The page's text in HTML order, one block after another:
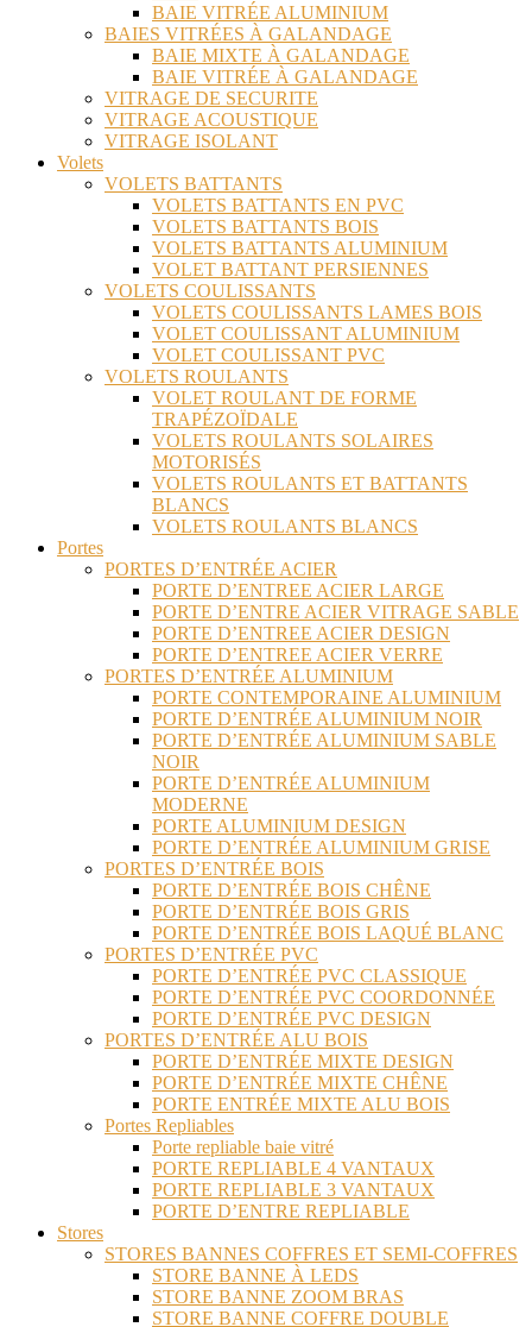
BAIE VITRÉE ALUMINIUM
BAIES VITRÉES À GALANDAGE
BAIE MIXTE À GALANDAGE
BAIE VITRÉE À GALANDAGE
VITRAGE DE SECURITE
VITRAGE ACOUSTIQUE
VITRAGE ISOLANT
Volets
VOLETS BATTANTS
VOLETS BATTANTS EN PVC
VOLETS BATTANTS BOIS
VOLETS BATTANTS ALUMINIUM
VOLET BATTANT PERSIENNES
VOLETS COULISSANTS
VOLETS COULISSANTS LAMES BOIS
VOLET COULISSANT ALUMINIUM
VOLET COULISSANT PVC
VOLETS ROULANTS
VOLET ROULANT DE FORME
TRAPÉZOÏDALE
VOLETS ROULANTS SOLAIRES
MOTORISÉS
VOLETS ROULANTS ET BATTANTS
BLANCS
VOLETS ROULANTS BLANCS
Portes
PORTES D’ENTRÉE ACIER
PORTE D’ENTREE ACIER LARGE
PORTE D’ENTRE ACIER VITRAGE SABLE
PORTE D’ENTREE ACIER DESIGN
PORTE D’ENTREE ACIER VERRE
PORTES D’ENTRÉE ALUMINIUM
PORTE CONTEMPORAINE ALUMINIUM
PORTE D’ENTRÉE ALUMINIUM NOIR
PORTE D’ENTRÉE ALUMINIUM SABLE
NOIR
PORTE D’ENTRÉE ALUMINIUM
MODERNE
PORTE ALUMINIUM DESIGN
PORTE D’ENTRÉE ALUMINIUM GRISE
PORTES D’ENTRÉE BOIS
PORTE D’ENTRÉE BOIS CHÊNE
PORTE D’ENTRÉE BOIS GRIS
PORTE D’ENTRÉE BOIS LAQUÉ BLANC
PORTES D’ENTRÉE PVC
PORTE D’ENTRÉE PVC CLASSIQUE
PORTE D’ENTRÉE PVC COORDONNÉE
PORTE D’ENTRÉE PVC DESIGN
PORTES D’ENTRÉE ALU BOIS
PORTE D’ENTRÉE MIXTE DESIGN
PORTE D’ENTRÉE MIXTE CHÊNE
PORTE ENTRÉE MIXTE ALU BOIS
Portes Repliables
Porte repliable baie vitré
PORTE REPLIABLE 4 VANTAUX
PORTE REPLIABLE 3 VANTAUX
PORTE D’ENTRE REPLIABLE
Stores
STORES BANNES COFFRES ET SEMI-COFFRES
STORE BANNE À LEDS
STORE BANNE ZOOM BRAS
STORE BANNE COFFRE DOUBLE